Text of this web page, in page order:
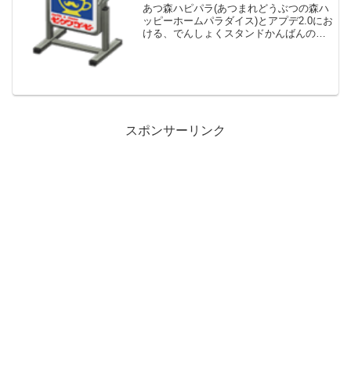
あつ森ハピパラ(あつまれどうぶつの森ハ
ッピーホームパラダイス)とアプデ2.0にお
ける、でんしょくスタンドかんばんの色
スポンサーリンク